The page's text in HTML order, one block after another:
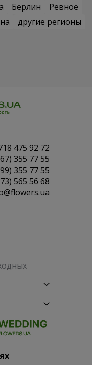
Берлин
Ревное
другие регионы
475 92 72
355 77 55
355 77 55
565 56 68